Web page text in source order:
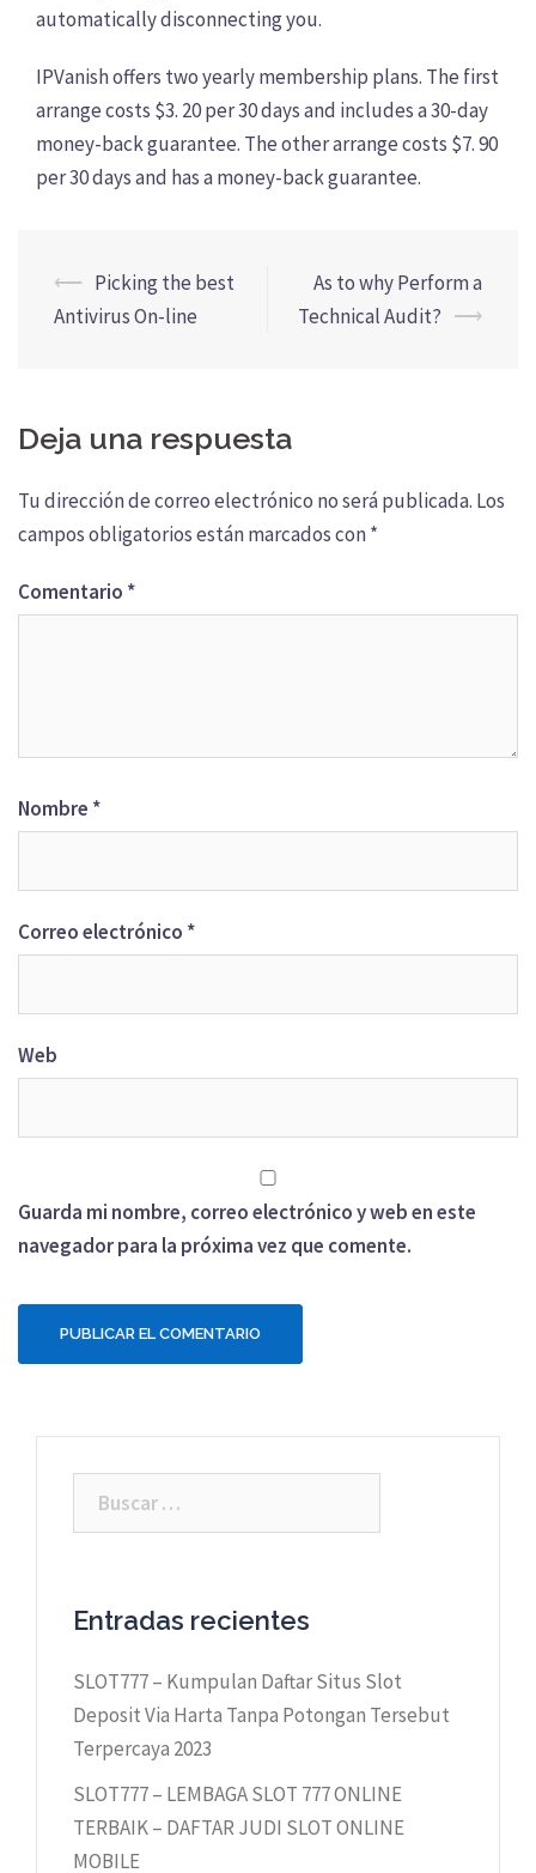
automatically disconnecting you.
IPVanish offers two yearly membership plans. The first
arrange costs $3. 20 per 30 days and includes a 30-day
money-back guarantee. The other arrange costs $7. 90
per 30 days and has a money-back guarantee.
Navegación
de
⟵ Picking the best
Antivirus On-line
As to why Perform a
Technical Audit? ⟶
Deja una respuesta
Tu dirección de correo electrónico no será publicada. Los
campos obligatorios están marcados con*
Comentario *
Nombre *
Correo electrónico *
Web
Guarda mi nombre, correo electrónico y web en este
navegador para la próxima vez que comente.
Entradas recientes
SLOT777 – Kumpulan Daftar Situs Slot
Deposit Via Harta Tanpa Potongan Tersebut
Terpercaya 2023
SLOT777 – LEMBAGA SLOT 777 ONLINE
TERBAIK – DAFTAR JUDI SLOT ONLINE
MOBILE